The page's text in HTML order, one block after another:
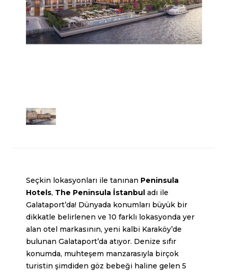
Seçkin lokasyonları ile tanınan Peninsula
Hotels, The Peninsula İstanbul adı ile
Galataport’da! Dünyada konumları büyük bir
dikkatle belirlenen ve 10 farklı lokasyonda yer
alan otel markasının, yeni kalbi Karaköy’de
bulunan Galataport’da atıyor. Denize sıfır
konumda, muhteşem manzarasıyla birçok
turistin şimdiden göz bebeği haline gelen 5